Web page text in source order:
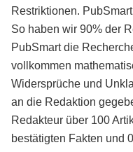
Restriktionen.
So haben wir 90% der
PubSmart die
vollkommen
Widersprüche und
an die Redaktion
Redakteur über 100
bestätigten Fakten und